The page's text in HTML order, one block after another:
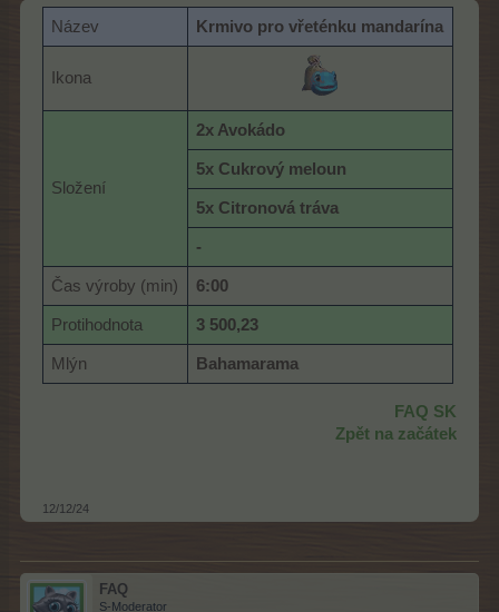
Název Krmivo pro vřeténku mandarína
Ikona
Složení
2x Avokádo
5x Cukrový meloun
5x Citronová tráva
-
Čas výroby (min) 6:00
Protihodnota 3 500,23
Mlýn Bahamarama
FAQ SK
Zpět na začátek
12/12/24
FAQ
S-Moderator